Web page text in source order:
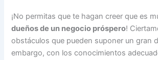
¡No permitas que te hagan creer que es
dueños de un negocio próspero!
obstáculos que pueden suponer un gran
embargo, con los conocimientos